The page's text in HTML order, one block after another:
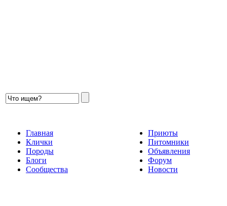
Главная
Клички
Породы
Блоги
Сообщества
Приюты
Питомники
Объявления
Форум
Новости